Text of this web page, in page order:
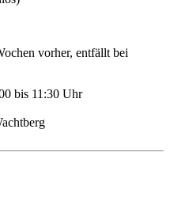
vorher, entfällt bei
bis 11:30 Uhr